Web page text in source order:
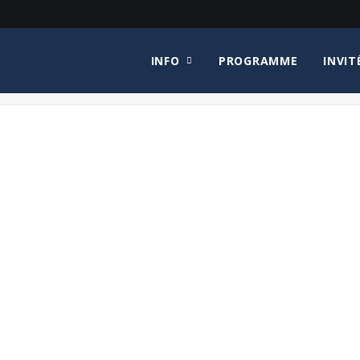
INFO PROGRAMME